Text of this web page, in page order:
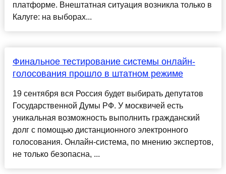
платформе. Внештатная ситуация возникла только в
Калуге: на выборах...
Финальное тестирование системы онлайн-
голосования прошло в штатном режиме
19 сентября вся Россия будет выбирать депутатов
Государственной Думы РФ. У москвичей есть
уникальная возможность выполнить гражданский
долг с помощью дистанционного электронного
голосования. Онлайн-система, по мнению экспертов,
не только безопасна, ...